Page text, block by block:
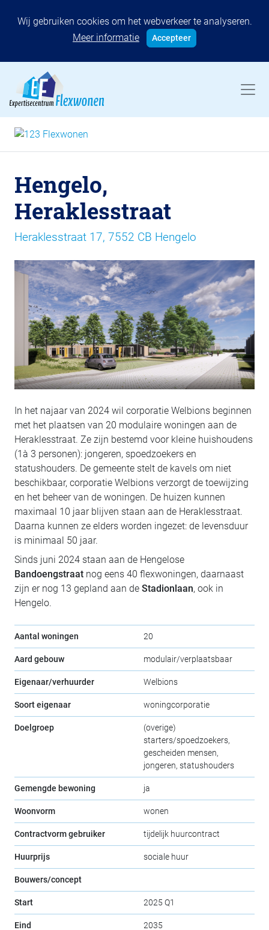
Wij gebruiken cookies om het webverkeer te analyseren.
Meer informatie
Accepteer
Hengelo,
Heraklesstraat
Heraklesstraat 17, 7552 CB Hengelo
In het najaar van 2024 wil corporatie Welbions beginnen
met het plaatsen van 20 modulaire woningen aan de
Heraklesstraat. Ze zijn bestemd voor kleine huishoudens
(1à 3 personen): jongeren, spoedzoekers en
statushouders. De gemeente stelt de kavels om niet
beschikbaar, corporatie Welbions verzorgt de toewijzing
en het beheer van de woningen. De huizen kunnen
maximaal 10 jaar blijven staan aan de Heraklesstraat.
Daarna kunnen ze elders worden ingezet: de levensduur
is minimaal 50 jaar.
Sinds juni 2024 staan aan de Hengelose
Bandoengstraat nog eens 40 flexwoningen, daarnaast
zijn er nog 13 gepland aan de Stadionlaan, ook in
Hengelo.
Aantal woningen 20
Aard gebouw modulair/verplaatsbaar
Eigenaar/verhuurder Welbions
Soort eigenaar woningcorporatie
Doelgroep
(overige)
starters/spoedzoekers,
gescheiden mensen,
jongeren, statushouders
Gemengde bewoning ja
Woonvorm wonen
Contractvorm gebruiker tijdelijk huurcontract
Huurprijs sociale huur
Bouwers/concept
Start 2025 Q1
Eind 2035